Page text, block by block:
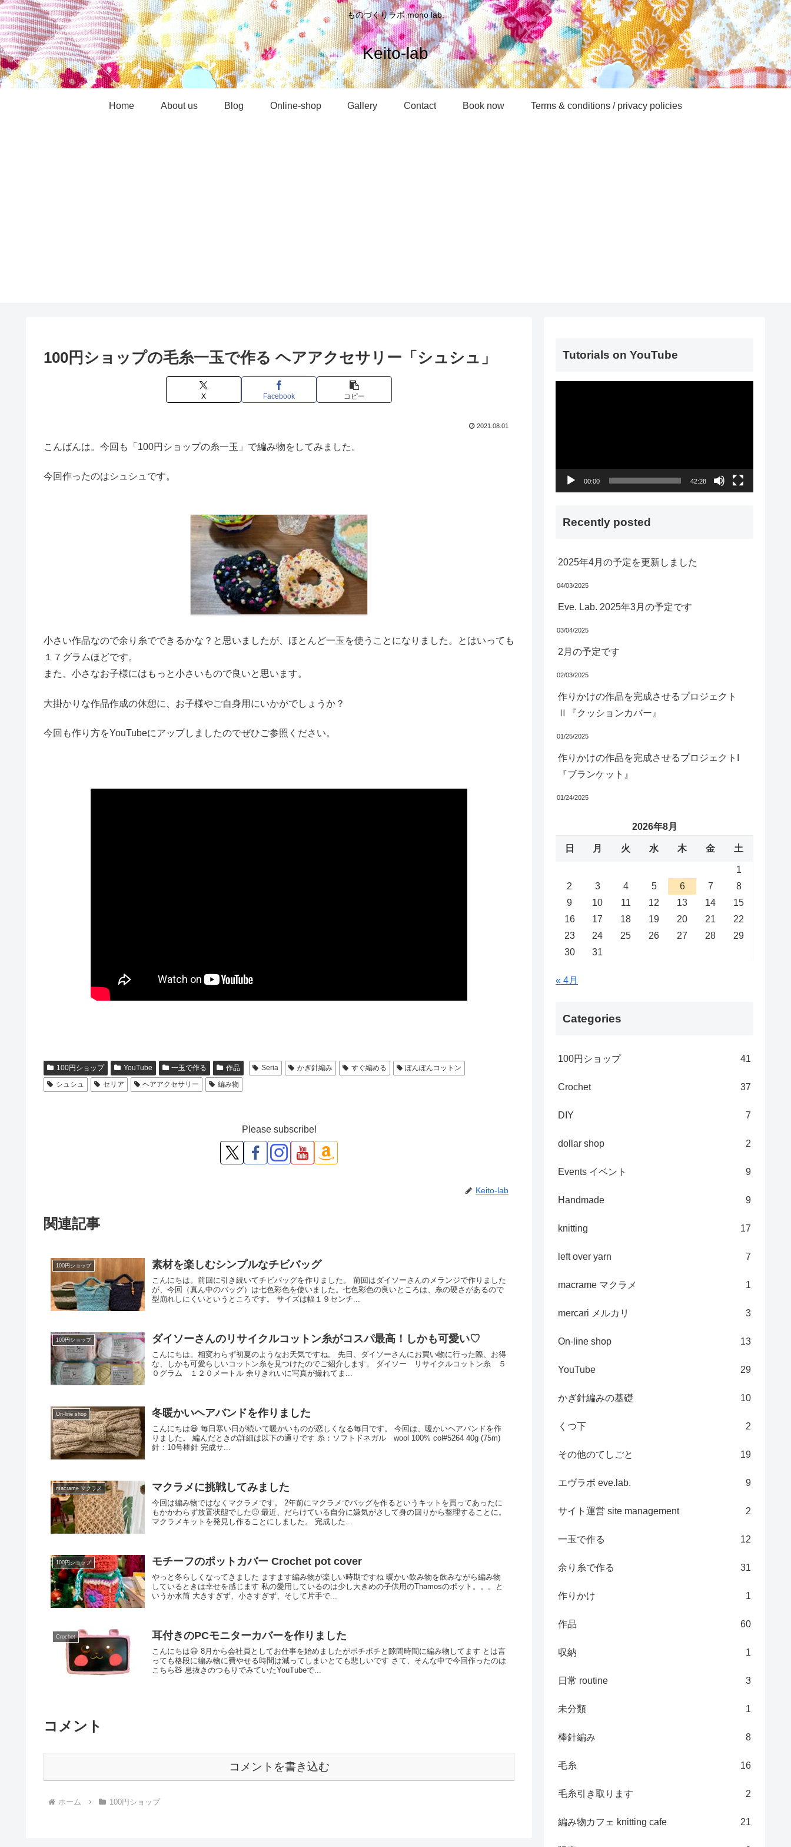
ものづくりラボ mono lab.
Keito-lab
Home About us Blog Online-shop Gallery Contact Book now Terms & conditions / privacy policies
100円ショップの毛糸一玉で作る ヘアアクセサリー「シュシュ」
X Facebook コピー
2021.08.01
こんばんは。今回も「100円ショップの糸一玉」で編み物をしてみました。
今回作ったのはシュシュです。
小さい作品なので余り糸でできるかな？と思いましたが、ほとんど一玉を使うことになりました。とはいっても
１７グラムほどです。
また、小さなお子様にはもっと小さいもので良いと思います。
大掛かりな作品作成の休憩に、お子様やご自身用にいかがでしょうか？
今回も作り方をYouTubeにアップしましたのでぜひご参照ください。
100円ショップ YouTube 一玉で作る 作品 Seria かぎ針編み すぐ編める
ぽんぽんコットン
シュシュ
セリア ヘアアクセサリー 編み物
Please subscribe!
Keito-lab
関連記事
100円ショップ 素材を楽しむシンプルなチビバッグ
こんにちは。前回に引き続いてチビバッグを作りました。 前回はダイソーさんのメランジで作りました
が、今回（真ん中のバッグ）は七色彩色を使いました。七色彩色の良いところは、糸の硬さがあるので
型崩れしにくいというところです。 サイズは幅１９センチ...
100円ショップ ダイソーさんのリサイクルコットン糸がコスパ最高！しかも可愛い♡
こんにちは。相変わらず初夏のようなお天気ですね。 先日、ダイソーさんにお買い物に行った際、お得
な、しかも可愛らしいコットン糸を見つけたのでご紹介します。 ダイソー リサイクルコットン糸 ５
０グラム １２０メートル 余りきれいに写真が撮れてま...
On-line shop 冬暖かいヘアバンドを作りました
こんにちは😃 毎日寒い日が続いて暖かいものが恋しくなる毎日です。 今回は、暖かいヘアバンドを作
りました。 編んだときの詳細は以下の通りです 糸：ソフトドネガル wool 100% col#5264 40g (75m)
針：10号棒針 完成サ...
macrame マクラメ マクラメに挑戦してみました
今回は編み物ではなくマクラメです。 2年前にマクラメでバッグを作るというキットを買ってあったに
もかかわらず放置状態でした🙂 最近、だらけている自分に嫌気がさして身の回りから整理することに。
マクラメキットを発見し作ることにしました。 完成した...
100円ショップ モチーフのポットカバー Crochet pot cover
やっと冬らしくなってきました ますます編み物が楽しい時期ですね 暖かい飲み物を飲みながら編み物
しているときは幸せを感じます 私の愛用しているのは少し大きめの子供用のThamosのポット。。。と
いうか水筒 大きすぎず、小さすぎず、そして片手で...
Crochet 耳付きのPCモニターカバーを作りました
こんにちは😃 8月から会社員としてお仕事を始めましたがボチボチと隙間時間に編み物してます とは言
っても格段に編み物に費やせる時間は減ってしまいとても悲しいです さて、そんな中で今回作ったのは
こちら🧸 息抜きのつもりでみていたYouTubeで...
コメント
コメントを書き込む
ホーム 100円ショップ
Tutorials on YouTube
ヤ
00:00 42:28
Recently posted
2025年4月の予定を更新しました
04/03/2025
Eve. Lab. 2025年3月の予定です
03/04/2025
2月の予定です
02/03/2025
作りかけの作品を完成させるプロジェクト
Ⅱ『クッションカバー』
01/25/2025
作りかけの作品を完成させるプロジェクトI
『ブランケット』
01/24/2025
2026年8月
日 月 火 水 木 金 土
1
2
3 4 5 6 7
8
9
10 11 12 13 14
15
16
17 18 19 20 21
22
23
24 25 26 27 28
29
30
31
« 4月
Categories
100円ショップ 41
Crochet 37
DIY 7
dollar shop 2
Events イベント 9
Handmade 9
knitting 17
left over yarn 7
macrame マクラメ 1
mercari メルカリ 3
On-line shop 13
YouTube 29
かぎ針編みの基礎 10
くつ下 2
その他のてしごと 19
エヴラボ eve.lab. 9
サイト運営 site management 2
一玉で作る 12
余り糸で作る 31
作りかけ 1
作品 60
収納 1
日常 routine 3
未分類 1
棒針編み 8
毛糸 16
毛糸引き取ります 2
編み物カフェ knitting cafe 21